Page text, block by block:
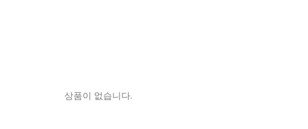
상품이 없습니다.